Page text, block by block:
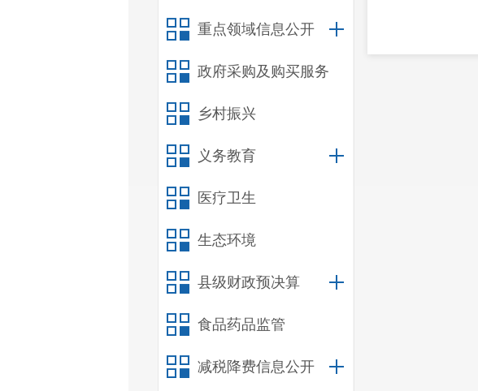
重点领域信息公开
政府采购及购买服务
乡村振兴
义务教育
医疗卫生
生态环境
县级财政预决算
食品药品监管
减税降费信息公开